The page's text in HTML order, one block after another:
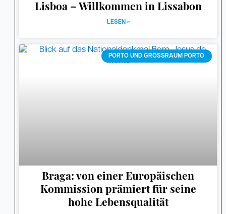
Lisboa – Willkommen in Lissabon
LESEN »
PORTO UND GROSSRAUM PORTO
Braga: von einer Europäischen
Kommission prämiert für seine
hohe Lebensqualität